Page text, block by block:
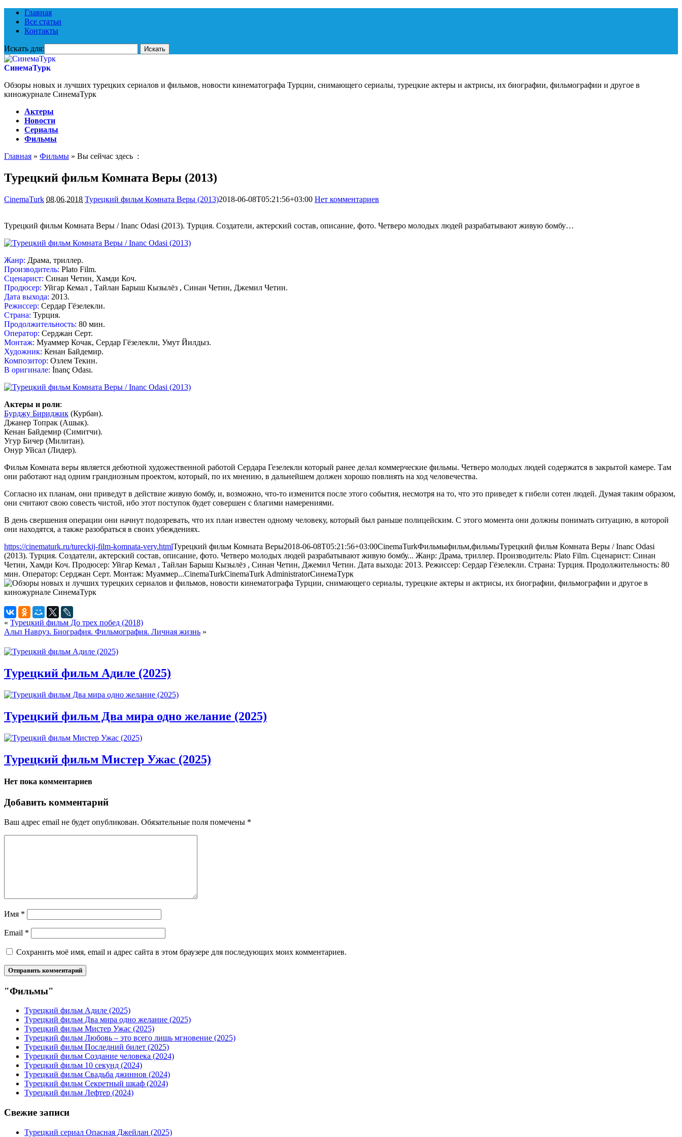
Главная
Все статьи
Контакты
Искать для:
СинемаТурк
Обзоры новых и лучших турецких сериалов и фильмов, новости кинематографа Турции, снимающего сериалы, турецкие актеры и актрисы, их биографии, фильмографии и другое в
киножурнале СинемаТурк
Актеры
Новости
Сериалы
Фильмы
Главная » Фильмы » Вы сейчас здесь :
Турецкий фильм Комната Веры (2013)
CinemaTurk 08.06.2018 Турецкий фильм Комната Веры (2013)2018-06-08T05:21:56+03:00 Нет комментариев
Турецкий фильм Комната Веры / Inanc Odasi (2013). Турция. Создатели, актерский состав, описание, фото. Четверо молодых людей разрабатывают живую бомбу…
Жанр: Драма, триллер.
Производитель: Plato Film.
Сценарист: Синан Четин, Хамди Коч.
Продюсер: Уйгар Кемал , Тайлан Барыш Кызылёз , Синан Четин, Джемил Четин.
Дата выхода: 2013.
Режиссер: Сердар Гёзелекли.
Страна: Турция.
Продолжительность: 80 мин.
Оператор: Серджан Серт.
Монтаж: Муаммер Кочак, Сердар Гёзелекли, Умут Йилдыз.
Художник: Кенан Байдемир.
Композитор: Озлем Текин.
В оригинале: İnanç Odası.
Актеры и роли:
Бурджу Бириджик (Курбан).
Джанер Топрак (Ашык).
Кенан Байдемир (Симитчи).
Угур Бичер (Милитан).
Онур Уйсал (Лидер).
Фильм Комната веры является дебютной художественной работой Сердара Гезелекли который ранее делал коммерческие фильмы. Четверо молодых людей содержатся в закрытой камере. Там
они работают над одним грандиозным проектом, который, по их мнению, в дальнейшем должен хорошо повлиять на ход человечества.
Согласно их планам, они приведут в действие живую бомбу, и, возможно, что-то изменится после этого события, несмотря на то, что это приведет к гибели сотен людей. Думая таким образом,
они считают свою совесть чистой, ибо этот поступок будет совершен с благими намерениями.
В день свершения операции они начнут подозревать, что их план известен одному человеку, который был раньше полицейским. С этого момента они должны понимать ситуацию, в которой
они находятся, а также разобраться в своих убеждениях.
https://cinematurk.ru/tureckij-film-komnata-very.htmlТурецкий фильм Комната Веры2018-06-08T05:21:56+03:00CinemaTurkФильмыфильм,фильмыТурецкий фильм Комната Веры / Inanc Odasi
(2013). Турция. Создатели, актерский состав, описание, фото. Четверо молодых людей разрабатывают живую бомбу... Жанр: Драма, триллер. Производитель: Plato Film. Сценарист: Синан
Четин, Хамди Коч. Продюсер: Уйгар Кемал , Тайлан Барыш Кызылёз , Синан Четин, Джемил Четин. Дата выхода: 2013. Режиссер: Сердар Гёзелекли. Страна: Турция. Продолжительность: 80
мин. Оператор: Серджан Серт. Монтаж: Муаммер...CinemaTurkCinemaTurk AdministratorСинемаТурк
« Турецкий фильм До трех побед (2018)
Альп Навруз. Биография. Фильмография. Личная жизнь »
Турецкий фильм Адиле (2025)
Турецкий фильм Два мира одно желание (2025)
Турецкий фильм Мистер Ужас (2025)
Нет пока комментариев
Добавить комментарий
Ваш адрес email не будет опубликован. Обязательные поля помечены *
Имя *
Email *
Сохранить моё имя, email и адрес сайта в этом браузере для последующих моих комментариев.
"Фильмы"
Турецкий фильм Адиле (2025)
Турецкий фильм Два мира одно желание (2025)
Турецкий фильм Мистер Ужас (2025)
Турецкий фильм Любовь – это всего лишь мгновение (2025)
Турецкий фильм Последний билет (2025)
Турецкий фильм Создание человека (2024)
Турецкий фильм 10 секунд (2024)
Турецкий фильм Свадьба джиннов (2024)
Турецкий фильм Секретный шкаф (2024)
Турецкий фильм Лефтер (2024)
Свежие записи
Турецкий сериал Опасная Джейлан (2025)